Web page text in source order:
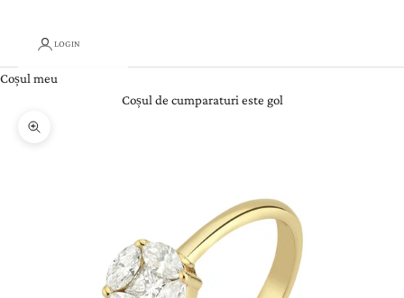
LOGIN
Coșul meu
Coșul de cumparaturi este gol
Zoom